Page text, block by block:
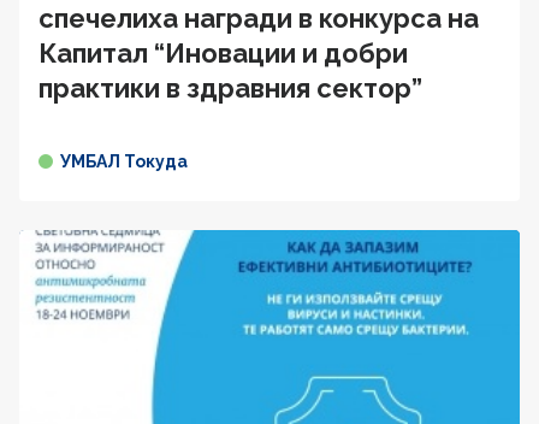
спечелиха награди в конкурса на
Капитал “Иновации и добри
практики в здравния сектор”
УМБАЛ Токуда